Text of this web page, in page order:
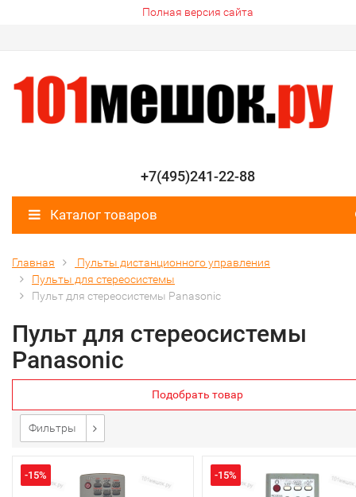
Полная версия сайта
+7(495)241-22-88
Каталог товаров
Главная
Пульты дистанционного управления
Пульты для стереосистемы
Пульт для стереосистемы Panasonic
Пульт для стереосистемы
Panasonic
Подобрать товар
Фильтры
-15% -15%